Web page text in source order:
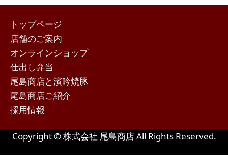
トップページ
店舗のご案内
オンラインショップ
仕出し弁当
尾島商店と濱吟焼豚
尾島商店ご紹介
採用情報
Copyright © 株式会社 尾島商店 All Rights Reserved.